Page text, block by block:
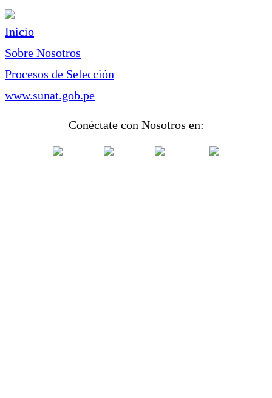
Inicio
Sobre Nosotros
Procesos de Selección
www.sunat.gob.pe
Conéctate con Nosotros en: